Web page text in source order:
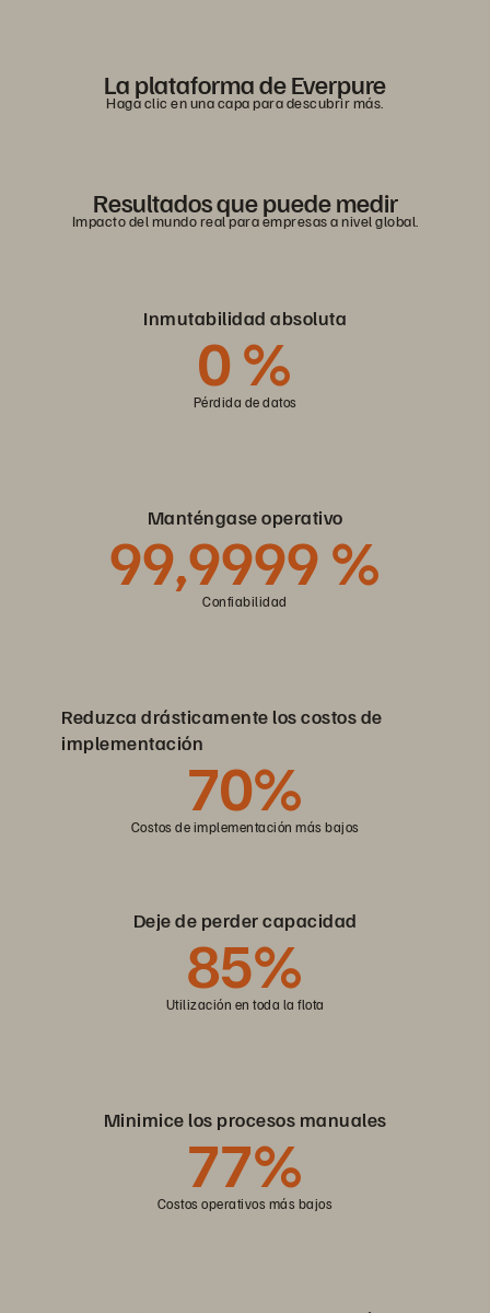
La plataforma de Everpure
Haga clic en una capa para descubrir más.
Resultados que puede medir
Impacto del mundo real para empresas a nivel global.
Inmutabilidad absoluta
0 %
Pérdida de datos
Manténgase operativo
99,9999 %
Confiabilidad
Reduzca drásticamente los costos de
implementación
70%
Costos de implementación más bajos
Deje de perder capacidad
85%
Utilización en toda la flota
Minimice los procesos manuales
77%
Costos operativos más bajos